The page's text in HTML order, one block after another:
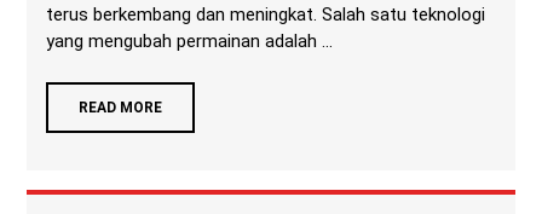
terus berkembang dan meningkat. Salah satu teknologi
yang mengubah permainan adalah ...
READ MORE